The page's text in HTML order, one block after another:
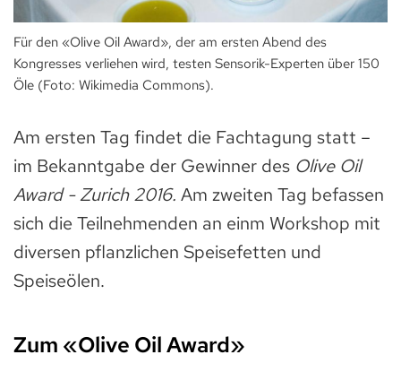
Für den «Olive Oil Award», der am ersten Abend des
Kongresses verliehen wird, testen Sensorik-Experten über 150
Öle (Foto: Wikimedia Commons).
Am ersten Tag findet die Fachtagung statt –
im Bekanntgabe der Gewinner des Olive Oil
Award - Zurich 2016. Am zweiten Tag befassen
sich die Teilnehmenden an einm Workshop mit
diversen pflanzlichen Speisefetten und
Speiseölen.
Zum «Olive Oil Award»